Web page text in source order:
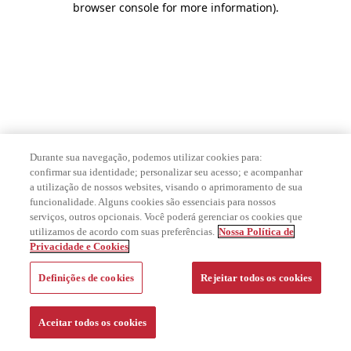
browser console for more information).
Durante sua navegação, podemos utilizar cookies para:
confirmar sua identidade; personalizar seu acesso; e acompanhar
a utilização de nossos websites, visando o aprimoramento de sua
funcionalidade. Alguns cookies são essenciais para nossos
serviços, outros opcionais. Você poderá gerenciar os cookies que
utilizamos de acordo com suas preferências. Nossa Política de
Privacidade e Cookies
Definições de cookies Rejeitar todos os cookies
Aceitar todos os cookies